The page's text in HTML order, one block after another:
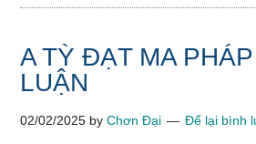
A TỲ ĐẠT MA
LUẬN
02/02/2025 byChơn Đại Để lại bình